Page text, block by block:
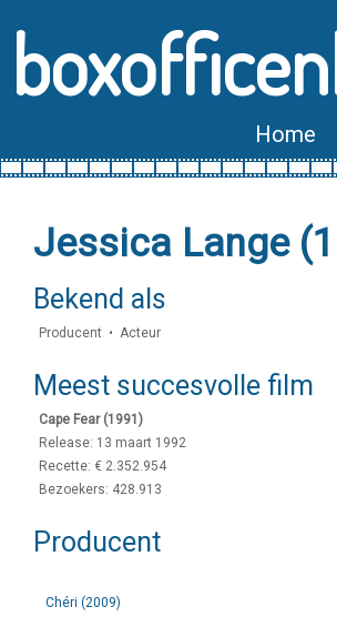
Home
Jessica Lange
Bekend als
Producent • Acteur
Meest succesvolle film
Cape Fear (1991)
Release: 13 maart 1992
Recette: € 2.352.954
Bezoekers: 428.913
Producent
Chéri (2009)